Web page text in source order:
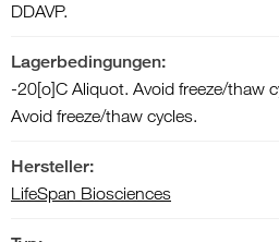
DDAVP.
Lagerbedingungen:
-20[o]C Aliquot. Avoid freeze/thaw
Avoid freeze/thaw cycles.
Hersteller:
LifeSpan Biosciences